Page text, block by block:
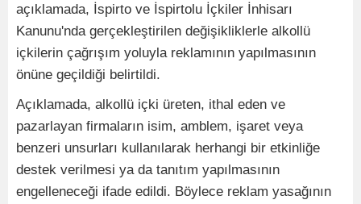
açıklamada, İspirto ve İspirtolu İçkiler İnhisarı
Kanunu'nda gerçekleştirilen değişikliklerle alkollü
içkilerin çağrışım yoluyla reklamının yapılmasının
önüne geçildiği belirtildi.
Açıklamada, alkollü içki üreten, ithal eden ve
pazarlayan firmaların isim, amblem, işaret veya
benzeri unsurları kullanılarak herhangi bir etkinliğe
destek verilmesi ya da tanıtım yapılmasının
engelleneceği ifade edildi. Böylece reklam yasağının